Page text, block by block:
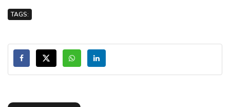
TAGS: